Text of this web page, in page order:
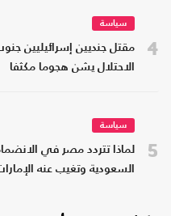
4
سياسة
مقتل جنديين إسرائيليين
الاحتلال يشن هجوما مكثفا
5
سياسة
لماذا تتردد مصر في
السعودية وتغيب عنه